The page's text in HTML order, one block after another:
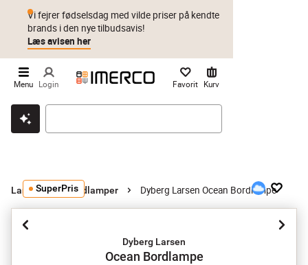
Klik & hent Byt i 1 år Prismatch
Vi fejrer fødselsdag med vilde priser på kendte
brands i den nye tilbudsavis!
Læs avisen her
Menu Login Favorit Kurv
Lamper Bordlamper Dyberg Larsen Ocean Bordlampe
SuperPris
Dyberg Larsen
Ocean Bordlampe